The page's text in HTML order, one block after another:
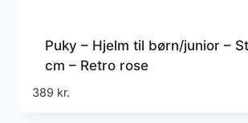
Puky – Hjelm til børn/junior –
cm – Retro rose
389 kr.